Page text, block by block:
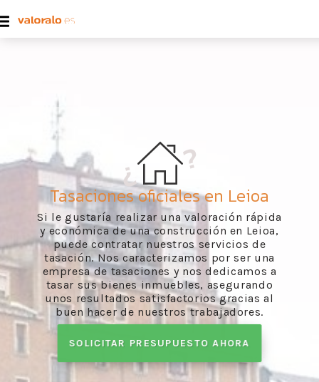
Tasaciones oficiales en Leioa
Si le gustaría realizar una valoración rápida
y económica de una construcción en Leioa,
puede contratar nuestros servicios de
tasación. Nos caracterizamos por ser una
empresa de tasaciones y nos dedicamos a
tasar sus bienes inmuebles, asegurando
unos resultados satisfactorios gracias al
buen hacer de nuestros trabajadores.
SOLICITAR PRESUPUESTO AHORA